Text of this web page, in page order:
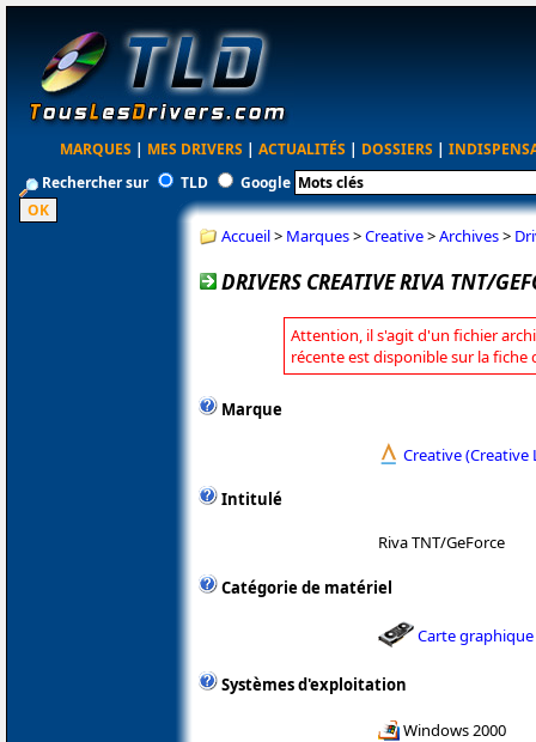
MARQUES | MES DRIVERS | ACTUALITÉS | DOSSIERS |
Rechercher sur
TLD Google
Accueil> Marques>Creative>Archives>
DRIVERS CREATIVE RIVA TNT/
Attention, il s'agit d'un fichier
récente est disponible sur la fiche
Marque
Creative (Creative
Intitulé
Riva TNT/GeForce
Catégorie de matériel
Carte graphique
Systèmes d'exploitation
Windows 2000